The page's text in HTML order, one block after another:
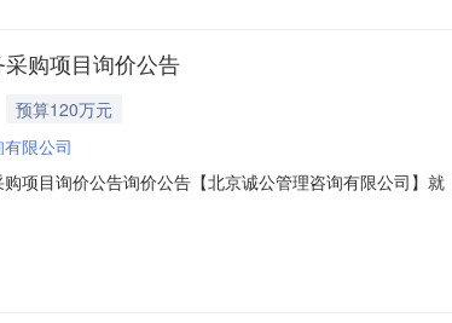
购项目询价公告
预算120万元
限公司
项目询价公告询价公告【北京诚公管理咨询有限公司】
划分情况：【采购1家技术服务支撑单位，协助项目负